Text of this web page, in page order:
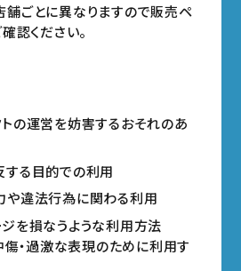
ごとに異なりますので販売ペ
認ください。
の運営を妨害するおそれのあ
る目的での利用
や違法行為に関わる利用
を損なうような利用方法
傷・過激な表現のために利用す